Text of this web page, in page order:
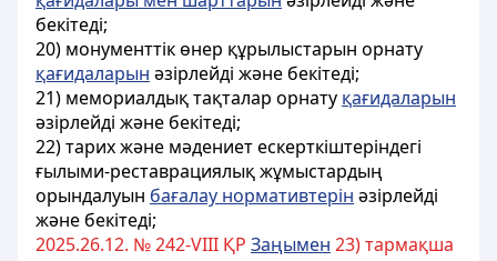
бекітеді;
20) монументтік өнер құрылыстарын орнату
қағидаларын әзірлейді және бекітеді;
21) мемориалдық тақталар орнату қағидаларын
әзірлейді және бекітеді;
22) тарих және мәдениет ескерткіштеріндегі
ғылыми-реставрациялық жұмыстардың
орындалуын бағалау нормативтерін әзірлейді
және бекітеді;
2025.26.12. № 242-VIIІ ҚР Заңымен 23) тармақша